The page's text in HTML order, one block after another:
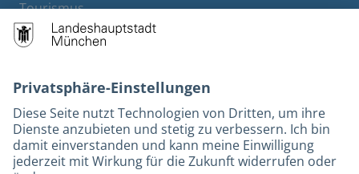
Tourismus
M-Strom
Bürgerservice
Rechtliches und Kontakt
Barrierefreiheit